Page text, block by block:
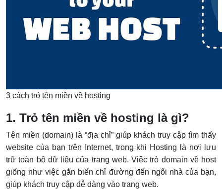
3 cách trỏ tên miền về hosting
1. Trỏ tên miền về hosting là gì?
Tên miền (domain) là “địa chỉ” giúp khách truy cập tìm thấy
website của bạn trên Internet, trong khi Hosting là nơi lưu
trữ toàn bộ dữ liệu của trang web. Việc trỏ domain về host
giống như việc gắn biển chỉ đường đến ngôi nhà của bạn,
giúp khách truy cập dễ dàng vào trang web.